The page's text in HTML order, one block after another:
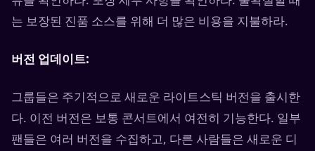
는 보장된 진품 소스를 위해 더 많은 비용을 지불하라.
버전 업데이트:
그룹들은 주기적으로 새로운 라이트스틱 버전을 출시한
다. 이전 버전은 보통 콘서트에서 여전히 기능한다. 일부
팬들은 여러 버전을 수집하고, 다른 사람들은 새로운 디